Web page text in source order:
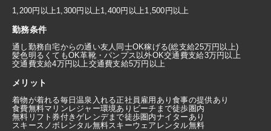
1,200円以上1,300円以上1,400円以上1,500円以上
勤務条件
通し勤務自宅からの通い友人同士OK稼げる(総支給25万円以上)
髪色明るくてもOK革靴・パンプス以外OK交通費支給3万円以上
交通費支給4万円以上交通費支給5万円以上
メリット
着物が着れる毎日温泉入れる正社員雇用あり食事の提供あり
食費無料マリンレジャー環境あり ビーチまで徒歩圏内
無料リフト券付きゲレンデまで徒歩圏内ナイターあり
スキースノボレンタル無料スキーウェアレンタル無料